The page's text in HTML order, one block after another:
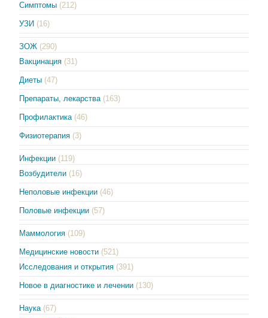
Симптомы (212)
УЗИ (16)
ЗОЖ (290)
Вакцинация (31)
Диеты (47)
Препараты, лекарства (163)
Профилактика (46)
Физиотерапия (3)
Инфекции (119)
Возбудители (16)
Неполовые инфекции (46)
Половые инфекции (57)
Маммология (109)
Медицинские новости (521)
Исследования и открытия (391)
Новое в диагностике и лечении (130)
Наука (67)